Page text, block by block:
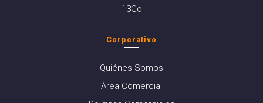
13Go
Corporativo
Quiénes Somos
Área Comercial